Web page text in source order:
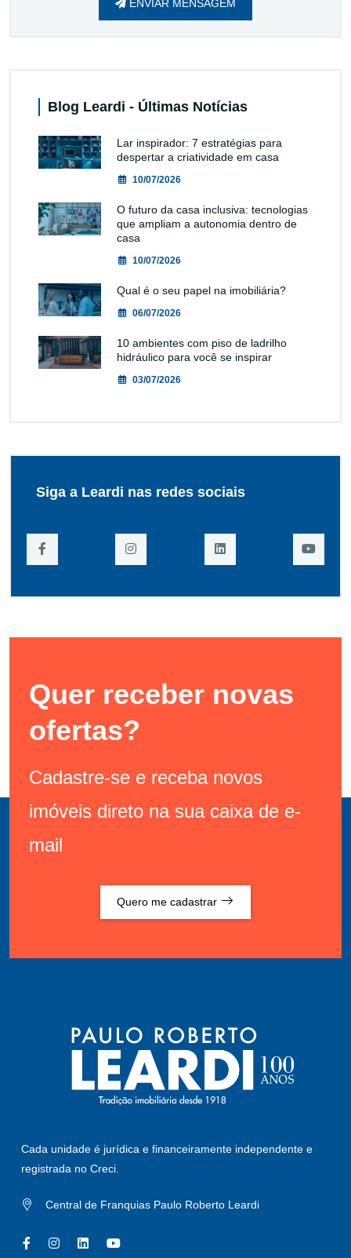
ENVIAR MENSAGEM
Blog Leardi - Últimas Notícias
Lar inspirador: 7 estratégias para
despertar a criatividade em casa
10/07/2026
O futuro da casa inclusiva: tecnologias
que ampliam a autonomia dentro de
casa
10/07/2026
Qual é o seu papel na imobiliária?
06/07/2026
10 ambientes com piso de ladrilho
hidráulico para você se inspirar
03/07/2026
Siga a Leardi nas redes sociais
Quer receber novas
ofertas?
Cadastre-se e receba novos
imóveis direto na sua caixa de e-
mail
Quero me cadastrar
Cada unidade é jurídica e financeiramente independente e
registrada no Creci.
Central de Franquias Paulo Roberto Leardi